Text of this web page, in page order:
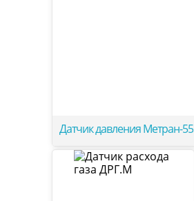
Датчик давления Метран-55